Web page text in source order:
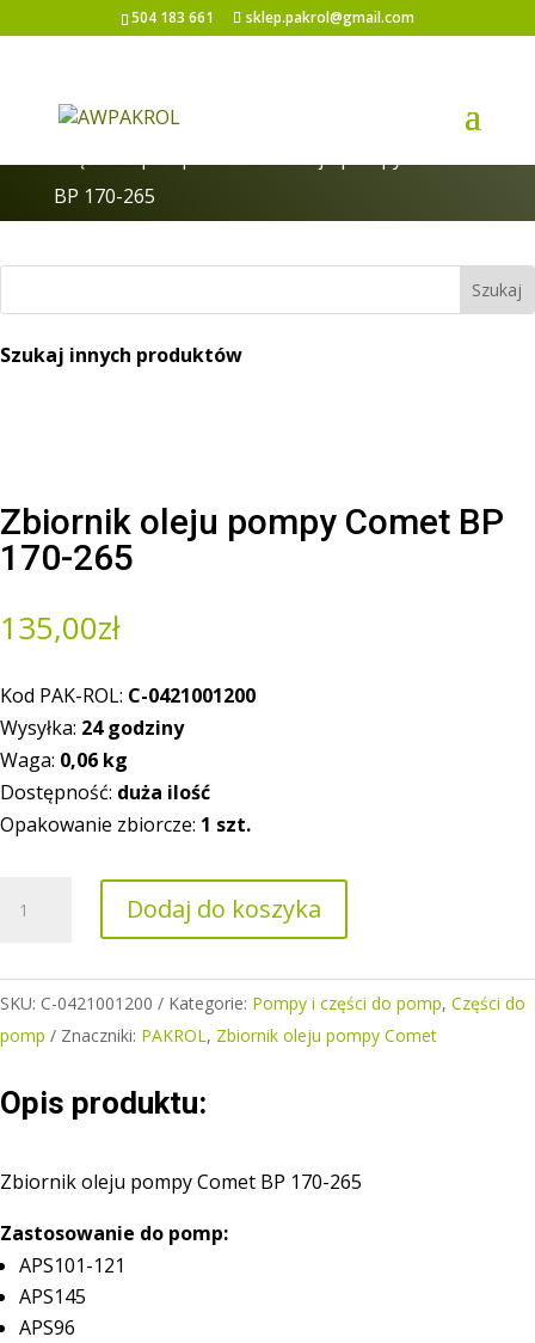
504 183 661 sklep.pakrol@gmail.com
Strona główna
Części do pomp/ Zbiornik oleju pompy Comet
BP 170-265
Szukaj innych produktów
Zbiornik oleju pompy Comet BP
170-265
135,00zł
Kod PAK-ROL: C-0421001200
Wysyłka: 24 godziny
Waga: 0,06 kg
Dostępność: duża ilość
Opakowanie zbiorcze: 1 szt.
Zbiornik
pompy
BP
170-
265
Dodaj do koszyka
SKU: C-0421001200 Kategorie: Pompy i części do pomp, Części do
pomp
Znaczniki: PAKROL, Zbiornik oleju pompy Comet
Opis produktu:
Zbiornik oleju pompy Comet BP 170-265
Zastosowanie do pomp:
APS101-121
APS145
APS96